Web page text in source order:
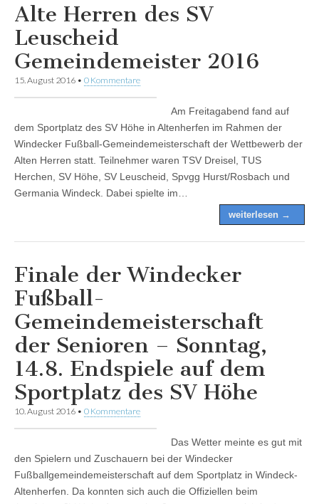
Alte Herren des SV
Leuscheid
Gemeindemeister 2016
15. August 2016 • 0 Kommentare
Am Freitagabend fand auf
dem Sportplatz des SV Höhe in Altenherfen im Rahmen der
Windecker Fußball-Gemeindemeisterschaft der Wettbewerb der
Alten Herren statt. Teilnehmer waren TSV Dreisel, TUS
Herchen, SV Höhe, SV Leuscheid, Spvgg Hurst/Rosbach und
Germania Windeck. Dabei spielte im…
weiterlesen →
Finale der Windecker
Fußball-
Gemeindemeisterschaft
der Senioren – Sonntag,
14.8. Endspiele auf dem
Sportplatz des SV Höhe
10. August 2016 • 0 Kommentare
Das Wetter meinte es gut mit
den Spielern und Zuschauern bei der Windecker
Fußballgemeindemeisterschaft auf dem Sportplatz in Windeck-
Altenherfen. Da konnten sich auch die Offiziellen beim